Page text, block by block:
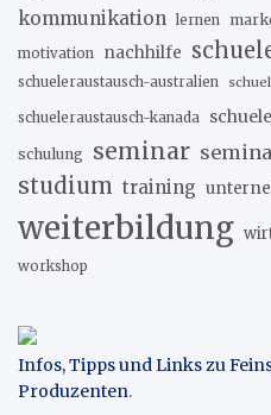
kommunikation lernen
motivation nachhilfe
schueleraustausch-australien
schueleraustausch-kanada
schulung seminar
studium training
weiterbildung
workshop
Infos, Tipps und Links zu
Produzenten.